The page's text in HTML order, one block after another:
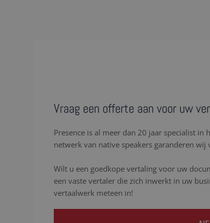
Vraag een offerte aan voor uw
Presence is al meer dan 20 jaar specialist
netwerk van native speakers garanderen
Wilt u een goedkope vertaling voor uw
een vaste vertaler die zich inwerkt in uw
vertaalwerk meteen in!